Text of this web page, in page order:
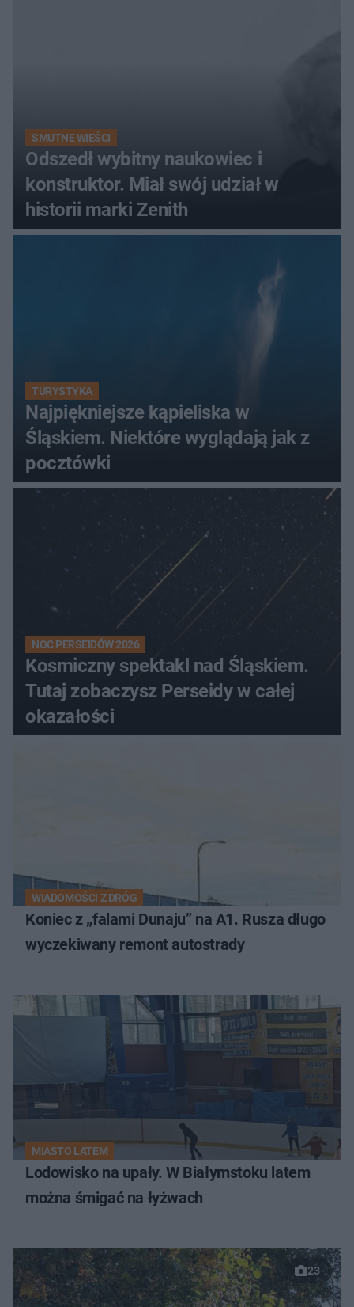
SMUTNE WIEŚCI
Odszedł wybitny naukowiec i
konstruktor. Miał swój udział w
historii marki Zenith
TURYSTYKA
Najpiękniejsze kąpieliska w
Śląskiem. Niektóre wyglądają jak z
pocztówki
NOC PERSEIDÓW 2026
Kosmiczny spektakl nad Śląskiem.
Tutaj zobaczysz Perseidy w całej
okazałości
WIADOMOŚCI Z DRÓG
Koniec z „falami Dunaju” na A1. Rusza długo
wyczekiwany remont autostrady
MIASTO LATEM
Lodowisko na upały. W Białymstoku latem
można śmigać na łyżwach
23